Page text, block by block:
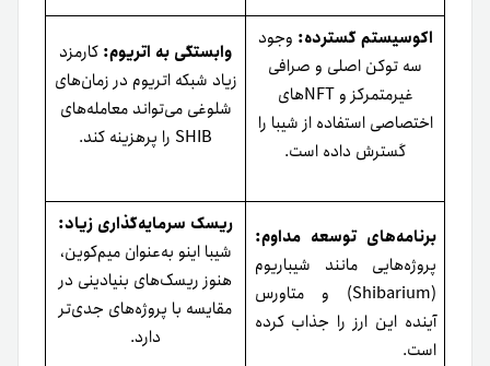
اکوسیستم گسترده: وجود
سه توکن اصلی و صرافی
غیرمتمرکز و NFTهای
اختصاصی استفاده از شیبا را
گسترش داده است.
وابستگی به اتریوم: کارمزد
زیاد شبکه اتریوم در زمان‌های
شلوغی می‌تواند معامله‌های
SHIB را پرهزینه کند.
برنامه‌های توسعه مداوم:
پروژه‌هایی مانند شیباریوم
(Shibarium) و متاورس
آینده‌ این ارز را جذاب‌ کرده‌
است.
ریسک سرمایه‌گذاری زیاد:
شیبا اینو به‌عنوان میم‌کوین،
هنوز ریسک‌های بنیادینی در
مقایسه با پروژه‌های جدی‌تر
دارد.